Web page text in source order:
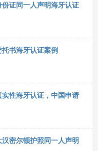
证同一人声明海牙认证
书海牙认证案例
性海牙认证，中国申请
密尔顿护照同一人声明